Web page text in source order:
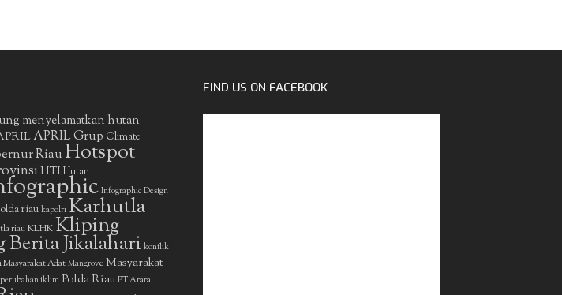
menyelamatkan hutan
APRIL Grup Climate
RiauHotspot
HTIHutan
Infographic Design
riau kapolri Karhutla
riau KLHKKliping
Jikalahari konflik
Adat Mangrove Masyarakat
perubahan iklim Polda Riau PT Arara
FIND US ON FACEBOOK